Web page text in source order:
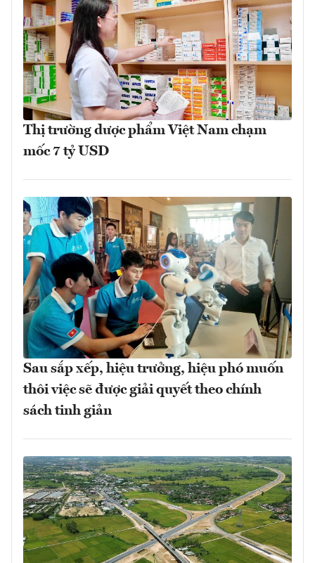
Thị trường dược phẩm Việt Nam chạm
mốc 7 tỷ USD
Sau sắp xếp, hiệu trưởng, hiệu phó muốn
thôi việc sẽ được giải quyết theo chính
sách tinh giản